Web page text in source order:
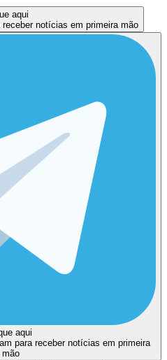
aqui
notícias em primeira mão
aqui
mão